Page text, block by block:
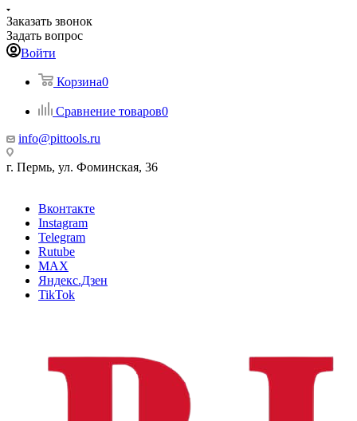
Заказать звонок
Задать вопрос
Войти
Корзина0
Сравнение товаров0
info@pittools.ru
г. Пермь, ул. Фоминская, 36
Вконтакте
Instagram
Telegram
Rutube
MAX
Яндекс.Дзен
TikTok